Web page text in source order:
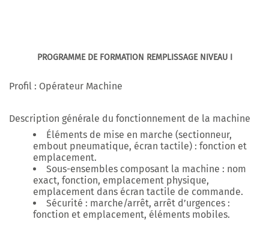
PROGRAMME DE FORMATION REMPLISSAGE NIVEAU I
Profil : Opérateur Machine
Description générale du fonctionnement de la machine
Éléments de mise en marche (sectionneur,
embout pneumatique, écran tactile) : fonction et
emplacement.
Sous-ensembles composant la machine : nom
exact, fonction, emplacement physique,
emplacement dans écran tactile de commande.
Sécurité : marche/arrêt, arrêt d’urgences :
fonction et emplacement, éléments mobiles.